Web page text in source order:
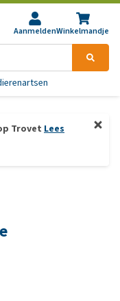
AanmeldenWinkelmandje
Trovet Lees